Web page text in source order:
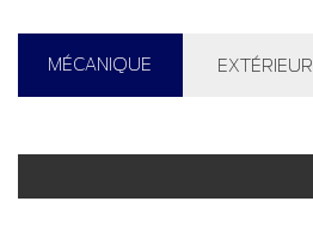
MÉCANIQUE EXTÉRIEUR